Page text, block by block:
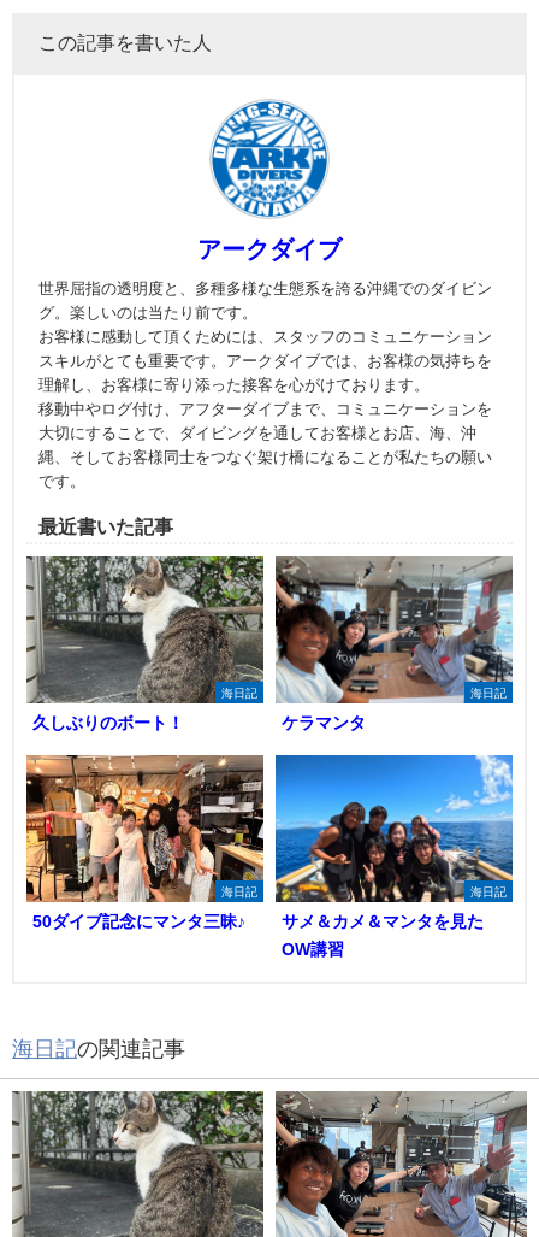
この記事を書いた人
アークダイブ
世界屈指の透明度と、多種多様な生態系を誇る沖縄でのダイビン
グ。楽しいのは当たり前です。
お客様に感動して頂くためには、スタッフのコミュニケーション
スキルがとても重要です。アークダイブでは、お客様の気持ちを
理解し、お客様に寄り添った接客を心がけております。
移動中やログ付け、アフターダイブまで、コミュニケーションを
大切にすることで、ダイビングを通してお客様とお店、海、沖
縄、そしてお客様同士をつなぐ架け橋になることが私たちの願い
です。
最近書いた記事
海日記
久しぶりのボート！
海日記
ケラマンタ
海日記
50ダイブ記念にマンタ三昧♪
海日記
サメ＆カメ＆マンタを見た
OW講習
海日記の関連記事